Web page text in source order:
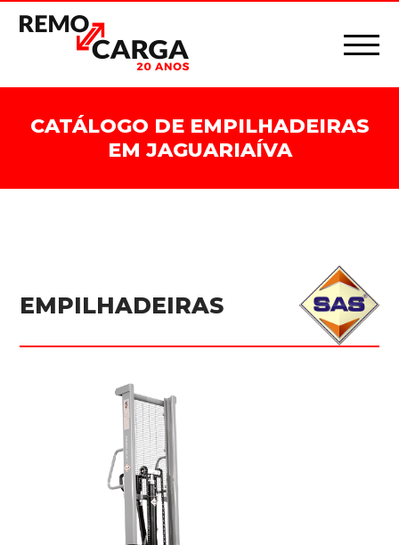
CATÁLOGO DE EMPILHADEIRAS
EM JAGUARIAÍVA
EMPILHADEIRAS